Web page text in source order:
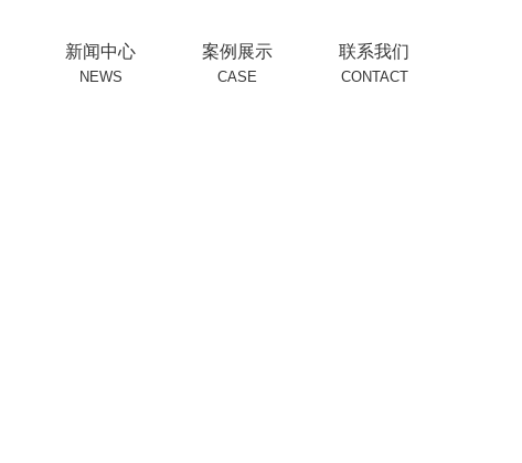
新闻中心
NEWS
案例展示
CASE
联系我们
CONTACT